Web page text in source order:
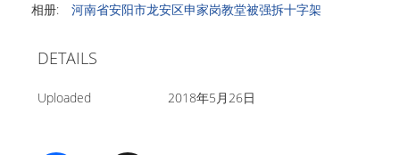
相册: 河南省安阳市龙安区申家岗教堂被强拆十字架
DETAILS
Uploaded 2018年5月26日